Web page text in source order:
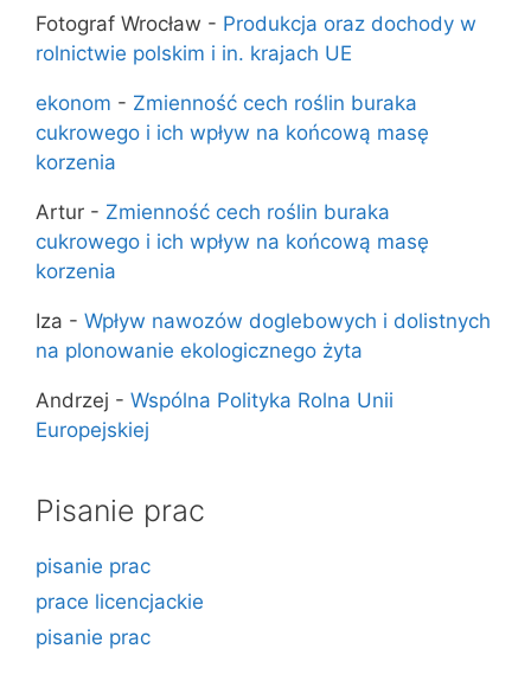
Fotograf Wrocław - Produkcja oraz dochody w
rolnictwie polskim i in. krajach UE
ekonom - Zmienność cech roślin buraka
cukrowego i ich wpływ na końcową masę
korzenia
Artur - Zmienność cech roślin buraka
cukrowego i ich wpływ na końcową masę
korzenia
Iza - Wpływ nawozów doglebowych i dolistnych
na plonowanie ekologicznego żyta
Andrzej - Wspólna Polityka Rolna Unii
Europejskiej
Pisanie prac
pisanie prac
prace licencjackie
pisanie prac